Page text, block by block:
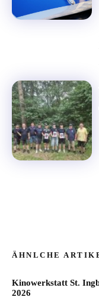
ÄHNLCHE
Kinowerkstatt St.
2026